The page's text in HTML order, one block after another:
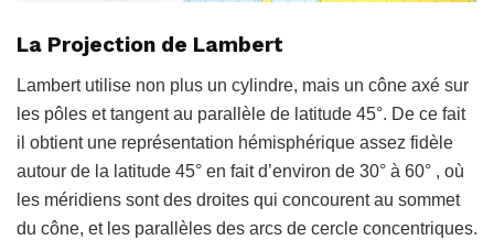
La Projection de Lambert
Lambert utilise non plus un cylindre, mais un cône axé sur
les pôles et tangent au parallèle de latitude 45°. De ce fait
il obtient une représentation hémisphérique assez fidèle
autour de la latitude 45° en fait d’environ de 30° à 60° , où
les méridiens sont des droites qui concourent au sommet
du cône, et les parallèles des arcs de cercle concentriques.